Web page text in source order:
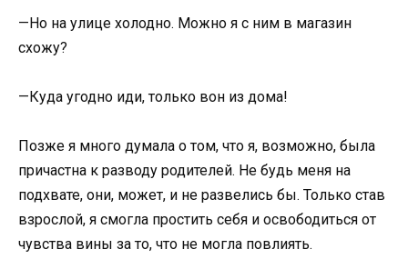
—Но на улице холодно. Можно я с ним в магазин
схожу?
—Куда угодно иди, только вон из дома!
Позже я много думала о том, что я, возможно, была
причастна к разводу родителей. Не будь меня на
подхвате, они, может, и не развелись бы. Только став
взрослой, я смогла простить себя и освободиться от
чувства вины за то, что не могла повлиять.